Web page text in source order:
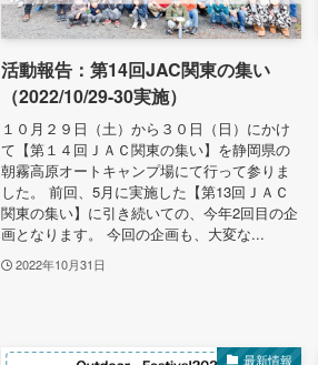
活動報告：第14回JAC関東の集い
（2022/10/29-30実施）
１０月２９日（土）から３０日（日）にかけ
て【第１４回ＪＡＣ関東の集い】を静岡県の
朝霧高原オートキャンプ場にて行って参りま
した。 前回、5月に実施した【第13回ＪＡＣ
関東の集い】に引き続いての、今年2回目の企
画となります。 今回の企画も、大変な...
2022年10月31日
最新情報